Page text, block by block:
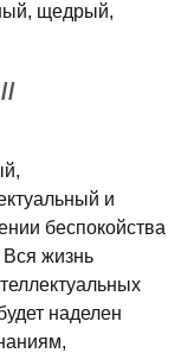
щедрый,
и
беспокойства
Вся жизнь
наделен